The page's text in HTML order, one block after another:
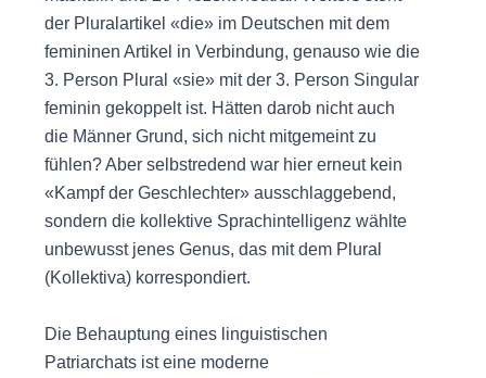
der Pluralartikel «die» im Deutschen mit dem
femininen Artikel in Verbindung, genauso wie die
3. Person Plural «sie» mit der 3. Person Singular
feminin gekoppelt ist. Hätten darob nicht auch
die Männer Grund, sich nicht mitgemeint zu
fühlen? Aber selbstredend war hier erneut kein
«Kampf der Geschlechter» ausschlaggebend,
sondern die kollektive Sprachintelligenz wählte
unbewusst jenes Genus, das mit dem Plural
(Kollektiva) korrespondiert.
Die Behauptung eines linguistischen
Patriarchats ist eine moderne